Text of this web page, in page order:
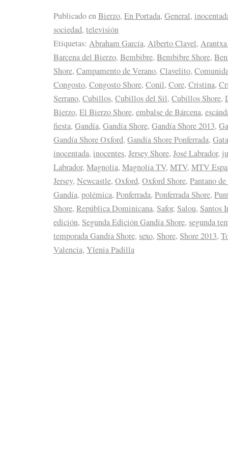
Publicado enBierzo, En Portada, General,
sociedad, televisión
Etiquetas: Abraham García, Alberto Clavel,
Barcena del Bierzo, Bembibre, Bembibre Shore,
Shore, Campamento de Verano, Clavelito,
Congosto, Congosto Shore, Conil, Core, Cristina,
Serrano, Cubillos, Cubillos del Sil, Cubillos Shore,
Bierzo, El Bierzo Shore, embalse de Bárcena,
fiesta, Gandía, Gandía Shore, Gandía Shore 2013,
Gandía Shore Oxford, Gandía Shore Ponferrada, Gata
inocentada, inocentes, Jersey Shore, José Labrador,
Labrador, Magnolia, Magnolia TV, MTV, MTV
Jersey, Newcastle, Oxford, Oxford Shore, Pantano
Gandía, polémica, Ponferrada, Ponferrada Shore,
Shore, República Dominicana, Safor, Salou, Santos
edición, Segunda Edición Gandía Shore, segunda
temporada Gandía Shore, sexo, Shore, Shore 2013,
Valencia, Ylenia Padilla